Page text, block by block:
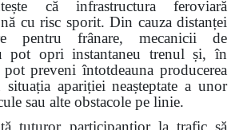
că infrastructura feroviară
cu risc sporit. Din cauza distanței
pentru frânare, mecanicii de
pot opri instantaneu trenul și, în
preveni întotdeauna producerea
apariției neașteptate a unor
sau alte obstacole pe linie.
tuturor participanțior la trafic să